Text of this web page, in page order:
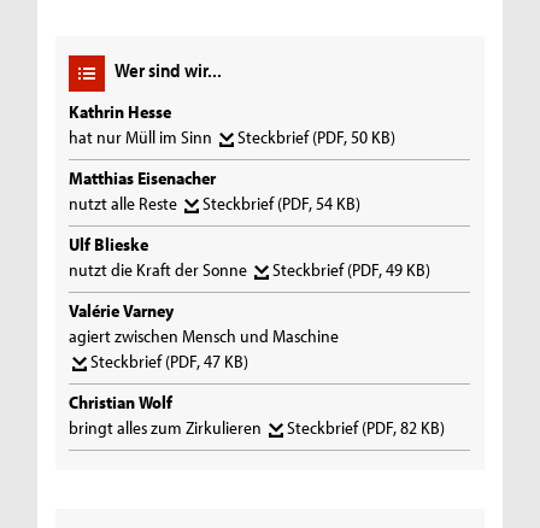
Wer sind wir...
Kathrin Hesse
hat nur Müll im Sinn
Steckbrief(PDF, 50 KB)
Matthias Eisenacher
nutzt alle Reste
Steckbrief(PDF, 54 KB)
Ulf Blieske
nutzt die Kraft der Sonne
Steckbrief(PDF, 49 KB)
Valérie Varney
agiert zwischen Mensch und Maschine
Steckbrief(PDF, 47 KB)
Christian Wolf
bringt alles zum Zirkulieren
Steckbrief(PDF, 82 KB)